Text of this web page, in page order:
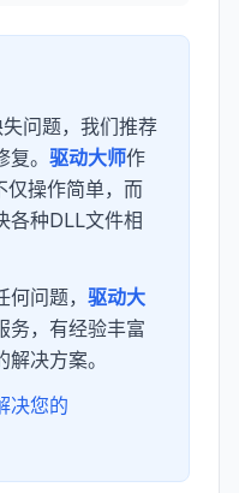
问题，我们推荐
。 驱动大师作
仅操作简单，而
各种DLL文件相
问题， 驱动大
务，有经验丰富
决方案。
决您的